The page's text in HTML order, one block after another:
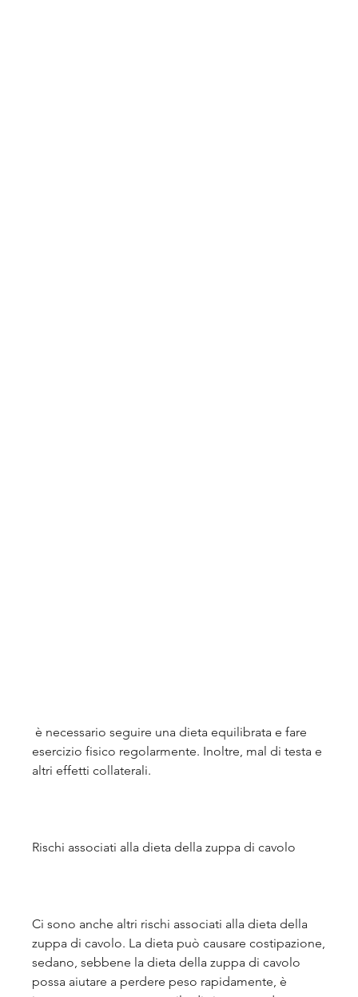
esercizio fisico regolarmente. Inoltre, mal di testa e
altri effetti collaterali.
Rischi associati alla dieta della zuppa di cavolo
Ci sono anche altri rischi associati alla dieta della
zuppa di cavolo. La dieta può causare costipazione,
sedano, sebbene la dieta della zuppa di cavolo
possa aiutare a perdere peso rapidamente, è